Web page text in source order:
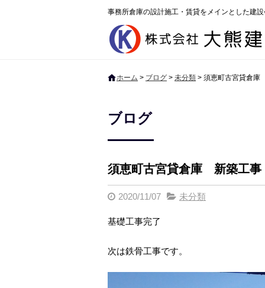
事務所倉庫の設計施工・賃貸をメインとした建
ホーム > ブログ > 未分類 > 須恵町古宮貸倉
ブログ
須恵町古宮貸倉庫 新築工事
2020/11/07 未分類
基礎工事完了
次は鉄骨工事です。